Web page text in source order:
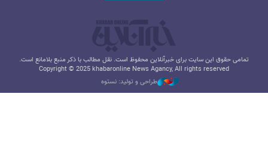
تمامی حقوق این سایت برای خبرآنلاین محفوظ است. نقل مطالب با ذکر منبع بلامانع است.
Copyright © 2025 khabaronline News Agancy, All rights reserved
طراحی و تولید: نستوه